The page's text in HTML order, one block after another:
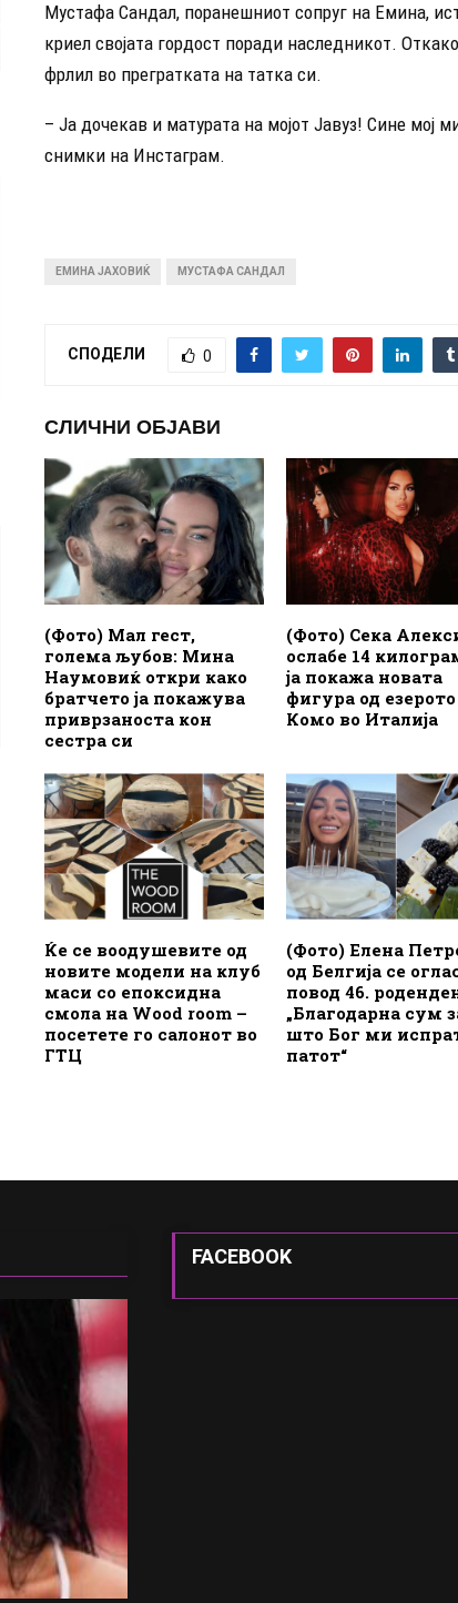
Мустафа Сандал, поранешниот сопруг на Емина,
криел својата гордост поради наследникот.
фрлил во прегратката на татка си.
– Ја дочекав и матурата на мојот Јавуз! Сине мој
снимки на Инстаграм.
ЕМИНА ЈАХОВИЌ МУСТАФА САНДАЛ
СПОДЕЛИ 0
СЛИЧНИ ОБЈАВИ
(Фото) Мал гест,
голема љубов: Мина
Наумовиќ откри како
братчето ја покажува
приврзаноста кон
сестра си
(Фото) Сека
ослабе 14
ја покажа новата
фигура од езерото
Комо во Италија
Ќе се воодушевите од
новите модели на клуб
маси со епоксидна
смола на Wood room –
посетете го салонот во
ГТЦ
(Фото) Елена
од Белгија се
повод 46.
„Благодарна сум
што Бог ми
патот“
FACEBOOK